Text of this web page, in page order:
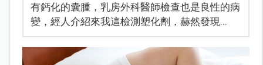
有鈣化的囊腫，乳房外科醫師檢查也是良性的病
變，經人介紹來我這檢測塑化劑，赫然發現...